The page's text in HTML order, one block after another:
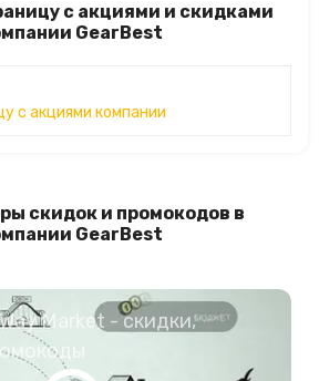
с акциями и скидками
GearBest
с акциями компании
скидок и промокодов в
GearBest
Market - скидки,